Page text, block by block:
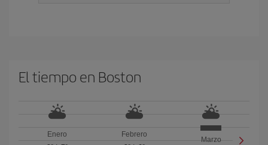
El tiempo en Boston
Enero
Febrero
Marzo